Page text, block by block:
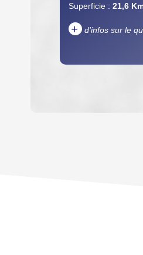
Superficie : 21,6
+ d'infos sur le